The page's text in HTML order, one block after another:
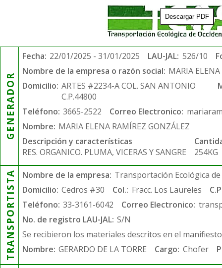
Descargar PDF
GENERADOR
Fecha: 22/01/2025 - 31/01/2025 LAU-JAL: 526/10
Nombre de la empresa o razón social: MARIA
Domicilio: ARTES #2234-A COL. SAN ANTONIO
C.P.44800
Teléfono: 3665-2522 Correo Electronico:
Nombre: MARIA ELENA RAMÍREZ GONZÁLEZ
Descripción y características
RES. ORGANICO. PLUMA, VICERAS Y SANGRE
254KG
TRANSPORTISTA Nombre de la empresa: Transportación Ecológica de
Domicilio: Cedros #30 Col.: Fracc. Los Laureles
Teléfono: 33-3161-6042 Correo Electronico:
No. de registro LAU-JAL: S/N
Se recibieron los materiales descritos en el
Nombre: GERARDO DE LA TORRE Cargo: Chofer